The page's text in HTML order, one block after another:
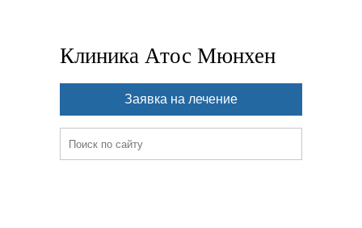
Клиника Атос Мюнхен
Заявка на лечение